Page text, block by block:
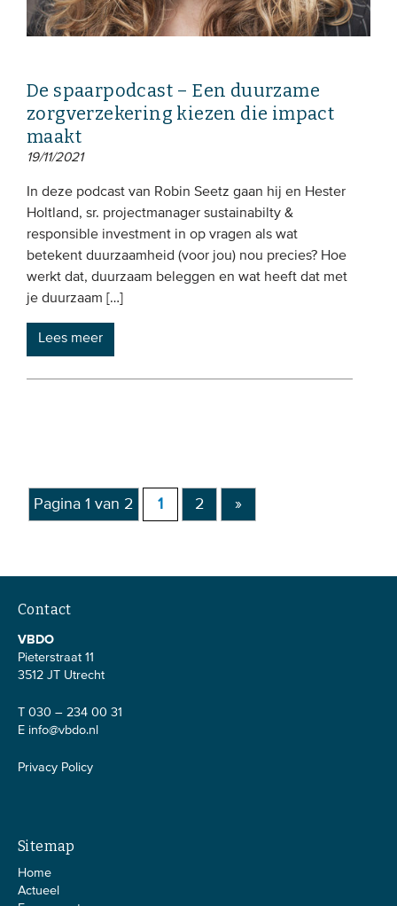
De spaarpodcast – Een duurzame
zorgverzekering kiezen die impact
maakt
19/11/2021
In deze podcast van Robin Seetz gaan hij en Hester
Holtland, sr. projectmanager sustainabilty &
responsible investment in op vragen als wat
betekent duurzaamheid (voor jou) nou precies? Hoe
werkt dat, duurzaam beleggen en wat heeft dat met
je duurzaam […]
Lees meer
Pagina 1 van 2 1 2 »
Contact
VBDO
Pieterstraat 11
3512 JT Utrecht
T 030 – 234 00 31
E info@vbdo.nl
Privacy Policy
Sitemap
Home
Actueel